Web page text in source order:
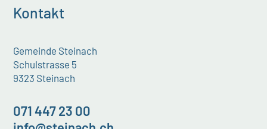
Kontakt
Gemeinde Steinach
Schulstrasse 5
9323 Steinach
071 447 23 00